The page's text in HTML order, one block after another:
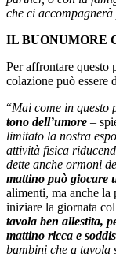
che ci
IL BUONUMORE
Per affrontare questo
colazione può essere
“Mai come in questo
tono dell’umore –
limitato la nostra
attività fisica
dette anche ormoni
mattino può giocare
alimenti, ma anche la
iniziare la giornata
tavola ben allestita,
mattino ricca e
bambini che a tavola